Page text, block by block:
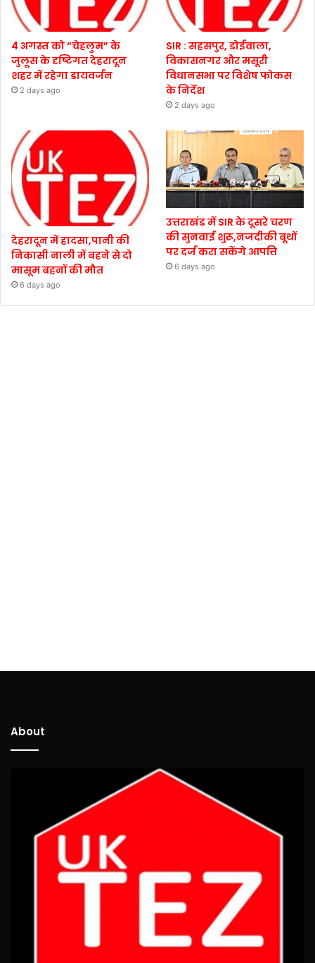
4 अगस्त को “चेहलुम” के
जुलूस के दृष्टिगत देहरादून
शहर में रहेगा डायवर्जन
2 days ago
SIR : सहसपुर, डोईवाला,
विकासनगर और मसूरी
विधानसभा पर विशेष फोकस
के निर्देश
2 days ago
देहरादून में हादसा,पानी की
निकासी नाली में बहने से दो
मासूम बहनों की मौत
6 days ago
उत्तराखंड में SIR के दूसरे चरण
की सुनवाई शुरू,नजदीकी बूथों
पर दर्ज करा सकेंगे आपत्ति
6 days ago
About